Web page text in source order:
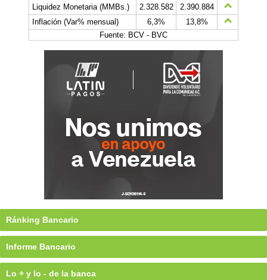
Liquidez Monetaria (MMBs.)
2.328.582
2.390.884
Inflación (Var% mensual)
6,3%
13,8%
Fuente: BCV - BVC
Ránking Bancario
Informe Bancario
Lo + y lo - de la banca